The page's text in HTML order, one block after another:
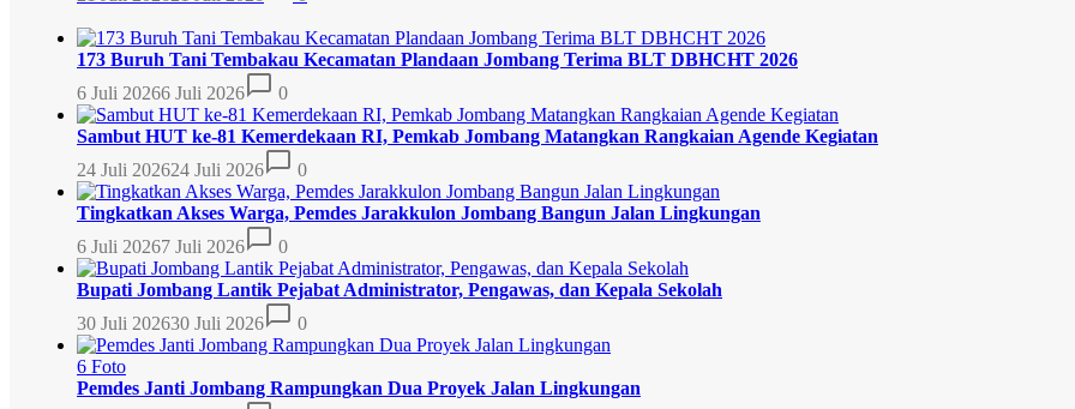
173 Buruh Tani Tembakau Kecamatan Plandaan Jombang Terima BLT DBHCHT 2026
6 Juli 20266 Juli 2026 0
Sambut HUT ke-81 Kemerdekaan RI, Pemkab Jombang Matangkan Rangkaian Agende Kegiatan
24 Juli 202624 Juli 2026 0
Tingkatkan Akses Warga, Pemdes Jarakkulon Jombang Bangun Jalan Lingkungan
6 Juli 20267 Juli 2026 0
Bupati Jombang Lantik Pejabat Administrator, Pengawas, dan Kepala Sekolah
30 Juli 202630 Juli 2026 0
6 Foto
Pemdes Janti Jombang Rampungkan Dua Proyek Jalan Lingkungan